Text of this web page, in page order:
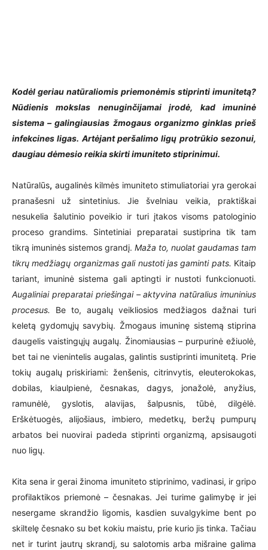
Kodėl geriau natūraliomis priemonėmis stiprinti imunitetą?
Nūdienis mokslas nenuginčijamai įrodė, kad imuninė
sistema – galingiausias žmogaus organizmo ginklas prieš
infekcines ligas. Artėjant peršalimo ligų protrūkio sezonui,
daugiau dėmesio reikia skirti imuniteto stiprinimui.
Natūralūs, augalinės kilmės imuniteto stimuliatoriai yra gerokai
pranašesni už sintetinius. Jie švelniau veikia, praktiškai
nesukelia šalutinio poveikio ir turi įtakos visoms patologinio
proceso grandims. Sintetiniai preparatai sustiprina tik tam
tikrą imuninės sistemos grandį. Maža to, nuolat gaudamas tam
tikrų medžiagų organizmas gali nustoti jas gaminti pats. Kitaip
tariant, imuninė sistema gali aptingti ir nustoti funkcionuoti.
Augaliniai preparatai priešingai – aktyvina natūralius imuninius
procesus.
Be to, augalų veikliosios medžiagos dažnai turi
keletą gydomųjų savybių. Žmogaus imuninę sistemą stiprina
daugelis vaistingųjų augalų. Žinomiausias – purpurinė ežiuolė,
bet tai ne vienintelis augalas, galintis sustiprinti imunitetą. Prie
tokių augalų priskiriami: ženšenis, citrinvytis, eleuterokokas,
dobilas, kiaulpienė, česnakas, dagys, jonažolė, anyžius,
ramunėlė, gyslotis, alavijas, šalpusnis, tūbė, dilgėlė.
Erškėtuogės, alijošiaus, imbiero, medetkų, beržų pumpurų
arbatos bei nuovirai padeda stiprinti organizmą, apsisaugoti
nuo ligų.
Kita sena ir gerai žinoma imuniteto stiprinimo, vadinasi, ir gripo
profilaktikos priemonė – česnakas. Jei turime galimybę ir jei
nesergame skrandžio ligomis, kasdien suvalgykime bent po
skiltelę česnako su bet kokiu maistu, prie kurio jis tinka. Tačiau
net ir turint jautrų skrandį, su salotomis arba mišraine galima